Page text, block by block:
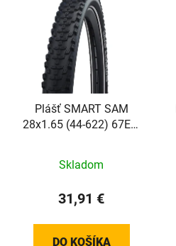
Plášť SMART SAM
28x1.65 (44-622) 67EPI
Skladom
31,91 €
DO KOŠÍKA